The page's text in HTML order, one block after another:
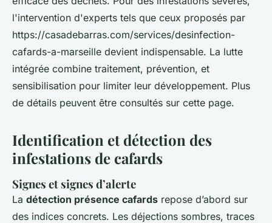
l'intervention d'experts tels que ceux proposés par
https://casadebarras.com/services/desinfection-
cafards-a-marseille devient indispensable. La lutte
intégrée combine traitement, prévention, et
sensibilisation pour limiter leur développement. Plus
de détails peuvent être consultés sur cette page.
Identification et détection des
infestations de cafards
Signes et signes d’alerte
La détection présence cafards repose d’abord sur
des indices concrets. Les déjections sombres, traces